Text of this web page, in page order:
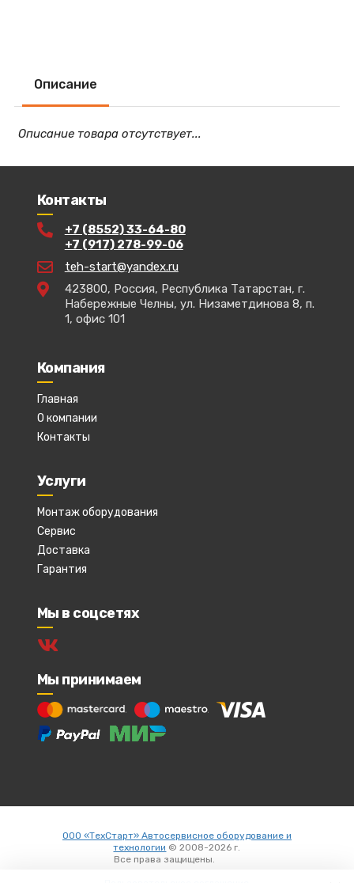
Описание
Описание товара отсутствует...
Контакты
+7 (8552) 33-64-80
+7 (917) 278-99-06
teh-start@yandex.ru
423800, Россия, Республика Татарстан, г.
Набережные Челны, ул. Низаметдинова 8, п.
1, офис 101
Компания
Главная
О компании
Контакты
Услуги
Монтаж оборудования
Сервис
Доставка
Гарантия
Мы в соцсетях
Мы принимаем
ООО «ТехСтарт» Автосервисное оборудование и
технологии © 2008-2026 г.
Все права защищены.